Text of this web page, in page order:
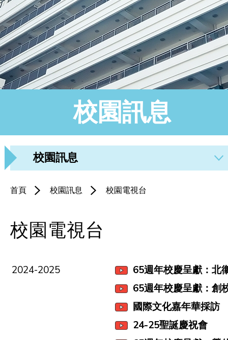
校園訊息
校園訊息
首頁 校園訊息 校園電視台
校園電視台
2024-2025
65週年校慶呈獻：北
65週年校慶呈獻：創
國際文化嘉年華採訪
24-25聖誕慶祝會